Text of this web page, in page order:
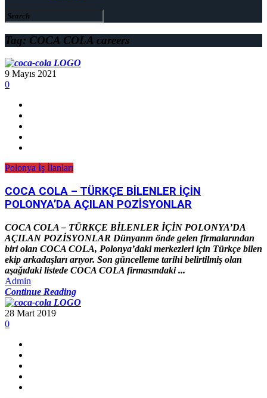
Tag: COCA COLA careers
9 Mayıs 2021
0
Polonya İş İlanları
COCA COLA – TÜRKÇE BİLENLER İÇİN
POLONYA’DA AÇILAN POZİSYONLAR
COCA COLA – TÜRKÇE BİLENLER İÇİN POLONYA’DA
AÇILAN POZİSYONLAR Dünyanın önde gelen firmalarından
biri olan COCA COLA, Polonya’daki merkezleri için Türkçe bilen
ekip arkadaşları arıyor. Son güncelleme tarihi belirtilmiş olan
aşağıdaki listede COCA COLA firmasındaki ...
Admin
Continue Reading
28 Mart 2019
0